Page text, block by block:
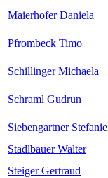
Maierhofer Daniela
Pfrombeck Timo
Schillinger Michaela
Schraml Gudrun
Siebengartner Stefanie
Stadlbauer Walter
Steiger Gertraud